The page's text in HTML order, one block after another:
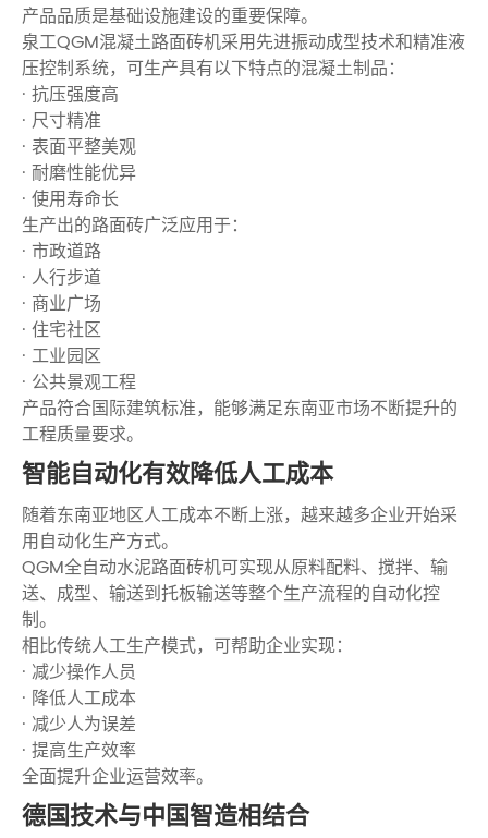
产品品质是基础设施建设的重要保障。
泉工QGM混凝土路面砖机采用先进振动成型技术和精准液
压控制系统，可生产具有以下特点的混凝土制品：
· 抗压强度高
· 尺寸精准
· 表面平整美观
· 耐磨性能优异
· 使用寿命长
生产出的路面砖广泛应用于：
· 市政道路
· 人行步道
· 商业广场
· 住宅社区
· 工业园区
· 公共景观工程
产品符合国际建筑标准，能够满足东南亚市场不断提升的
工程质量要求。
智能自动化有效降低人工成本
随着东南亚地区人工成本不断上涨，越来越多企业开始采
用自动化生产方式。
QGM全自动水泥路面砖机可实现从原料配料、搅拌、输
送、成型、输送到托板输送等整个生产流程的自动化控
制。
相比传统人工生产模式，可帮助企业实现：
· 减少操作人员
· 降低人工成本
· 减少人为误差
· 提高生产效率
全面提升企业运营效率。
德国技术与中国智造相结合